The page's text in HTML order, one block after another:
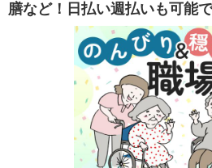
膳など！日払い週払いも可能